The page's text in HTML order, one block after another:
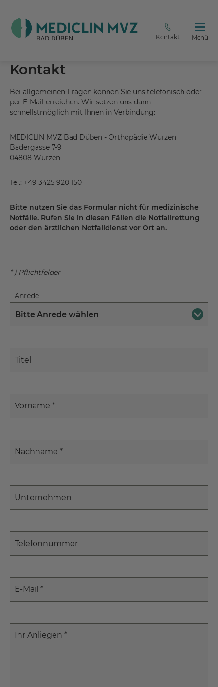
Kontakt Menü
Kontakt
Bei allgemeinen Fragen können Sie uns telefonisch oder
per E-Mail erreichen. Wir setzen uns dann
schnellstmöglich mit Ihnen in Verbindung:
MEDICLIN MVZ Bad Düben - Orthopädie Wurzen
Badergasse 7-9
04808 Wurzen
Tel.: +49 3425 920 150
Bitte nutzen Sie das Formular nicht für medizinische
Notfälle. Rufen Sie in diesen Fällen die Notfallrettung
oder den ärztlichen Notfalldienst vor Ort an.
* ) Pflichtfelder
Bitte Anrede wählen
Anrede
Titel
Vorname *
Nachname *
Unternehmen
Telefonnummer
E-Mail *
Ihr Anliegen *